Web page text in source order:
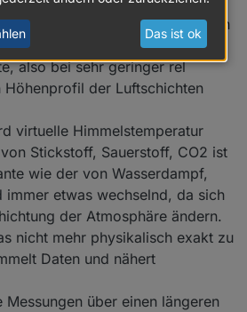
Jetzt brauchen wir noch einen
ist die Temperatur, die man bei
also bei sehr geringer rel
Höhenprofil der Luftschichten
virtuelle Himmelstemperatur
Stickstoff, Sauerstoff, CO2 ist
wie der von Wasserdampf,
immer etwas wechselnd, da sich
der Atmosphäre ändern.
nicht mehr physikalisch exakt zu
Daten und nähert
über einen längeren
Das ist ok